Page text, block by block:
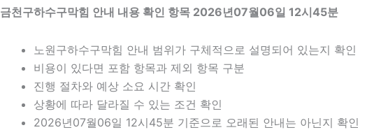
금천구하수구막힘 안내 내용 확인 항목 2026년07월06일 12시45분
노원구하수구막힘 안내 범위가 구체적으로 설명되어 있는지 확인
비용이 있다면 포함 항목과 제외 항목 구분
진행 절차와 예상 소요 시간 확인
상황에 따라 달라질 수 있는 조건 확인
2026년07월06일 12시45분 기준으로 오래된 안내는 아닌지 확인